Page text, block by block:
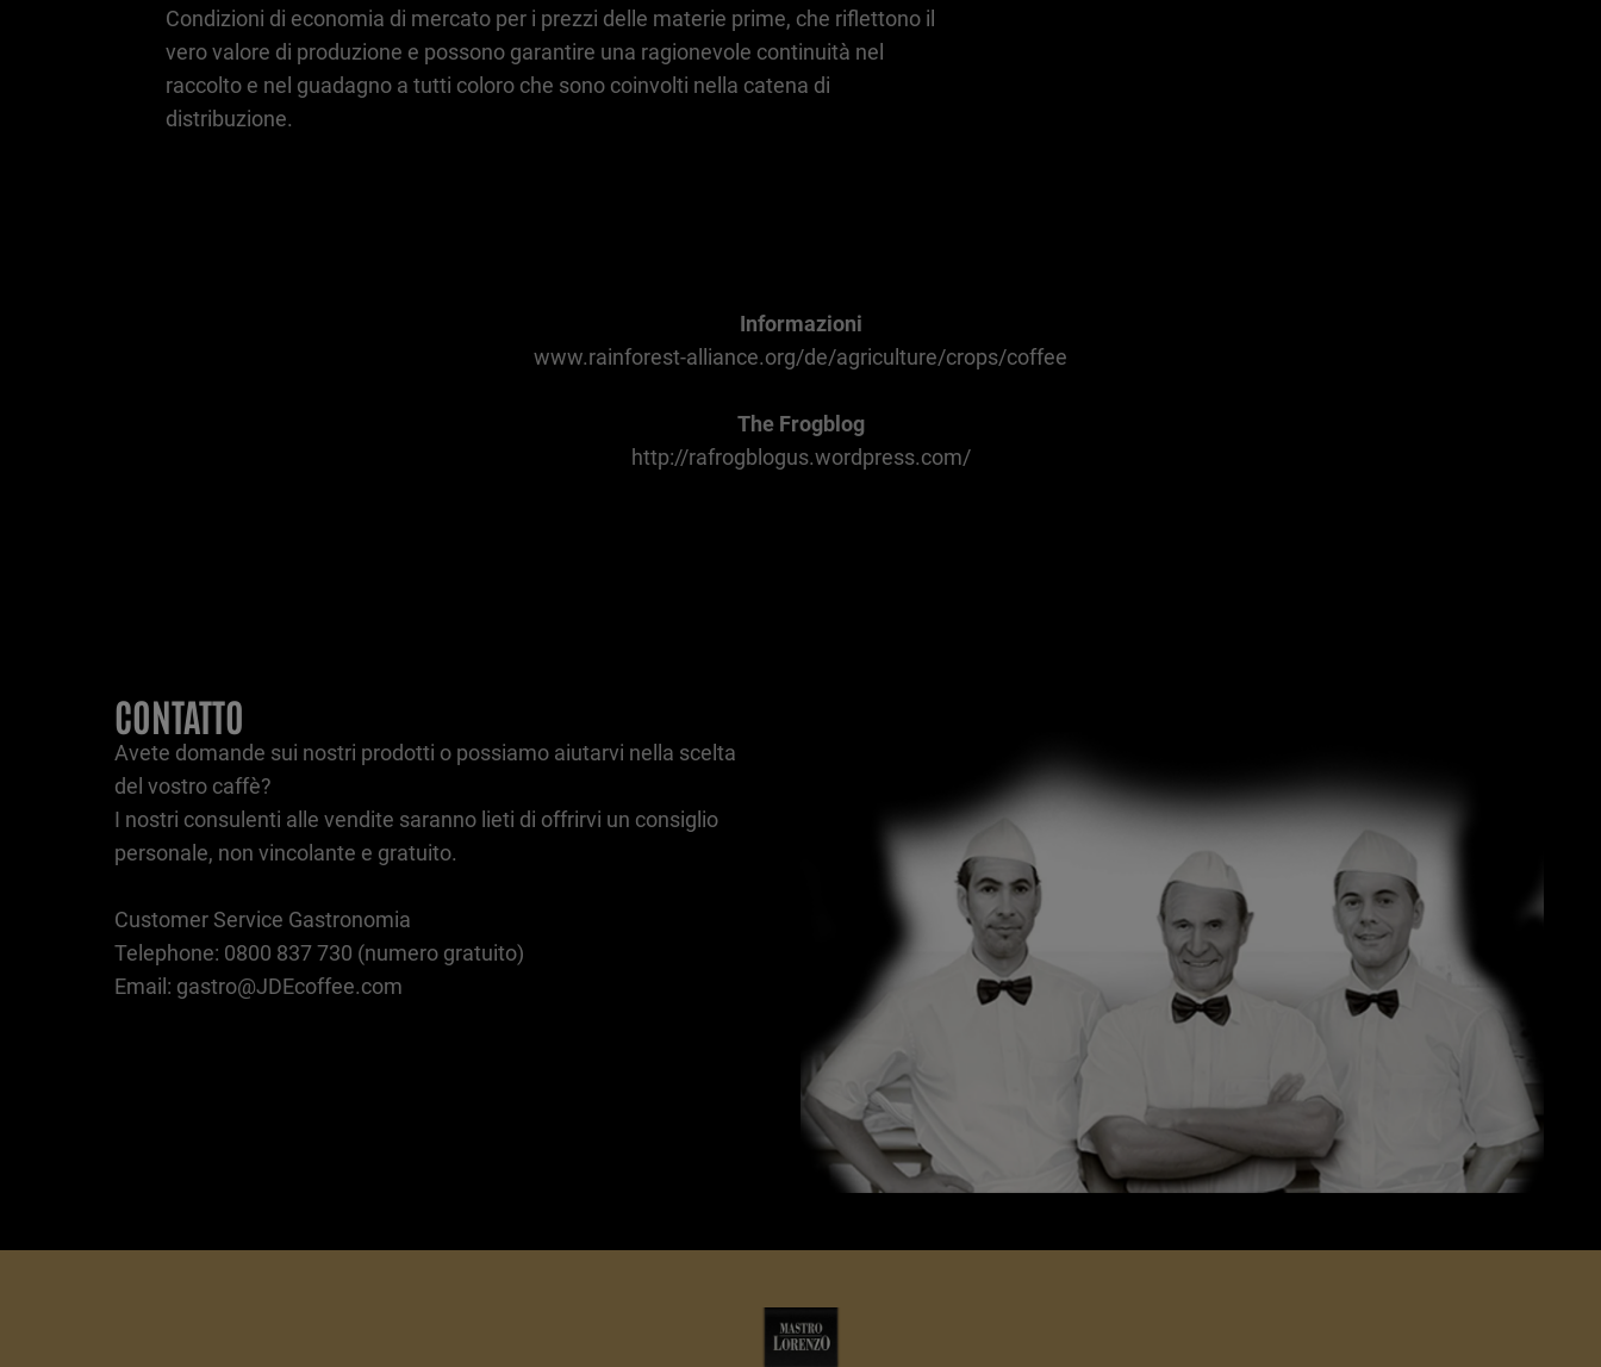
Condizioni di economia di mercato per i prezzi delle materie prime, che riflettono il
vero valore di produzione e possono garantire una ragionevole continuità nel
raccolto e nel guadagno a tutti coloro che sono coinvolti nella catena di
distribuzione.
Informazioni
www.rainforest-alliance.org/de/agriculture/crops/coffee
The Frogblog
http://rafrogblogus.wordpress.com/
CONTATTO
Avete domande sui nostri prodotti o possiamo aiutarvi nella scelta
del vostro caffè?
I nostri consulenti alle vendite saranno lieti di offrirvi un consiglio
personale, non vincolante e gratuito.
Customer Service Gastronomia
Telephone: 0800 837 730 (numero gratuito)
Email: gastro@JDEcoffee.com